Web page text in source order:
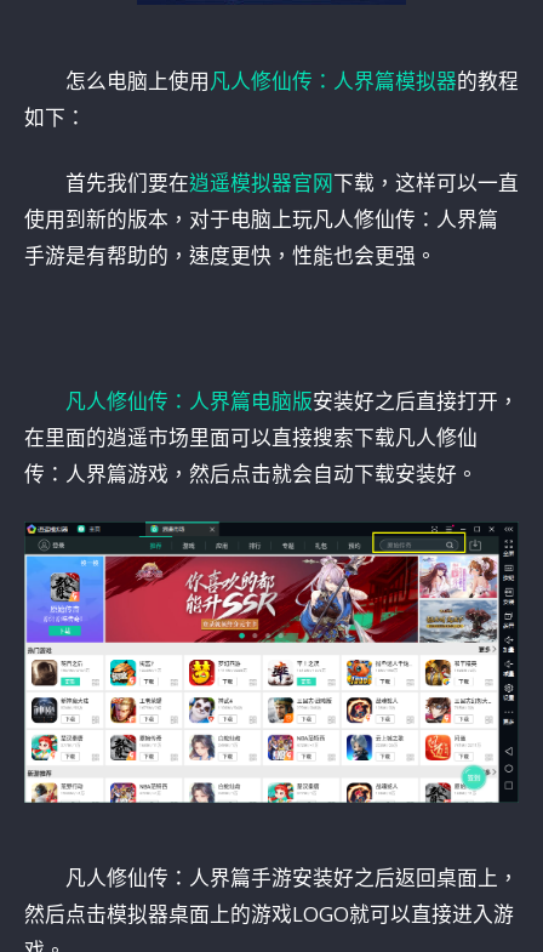
怎么电脑上使用凡人修仙传：人界篇模拟器的教程
如下：
首先我们要在逍遥模拟器官网下载，这样可以一直
使用到新的版本，对于电脑上玩凡人修仙传：人界篇
手游是有帮助的，速度更快，性能也会更强。
凡人修仙传：人界篇电脑版安装好之后直接打开，
在里面的逍遥市场里面可以直接搜索下载凡人修仙
传：人界篇游戏，然后点击就会自动下载安装好。
凡人修仙传：人界篇手游安装好之后返回桌面上，
然后点击模拟器桌面上的游戏LOGO就可以直接进入游